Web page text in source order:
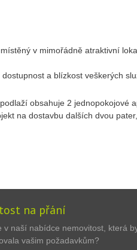
v mimořádně atraktivní
a blízkost veškerých
obsahuje 2 jednopokojové
na dostavbu dalších dvou
na přání
v naší nabídce nemovitost, která
vašim požadavkům?